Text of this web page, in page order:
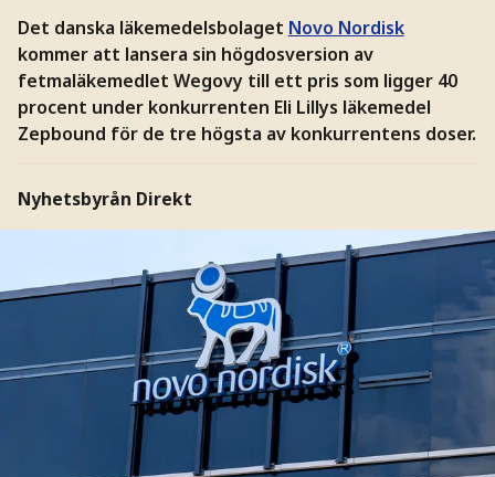
Det danska läkemedelsbolaget Novo Nordisk
kommer att lansera sin högdosversion av
fetmaläkemedlet Wegovy till ett pris som ligger 40
procent under konkurrenten Eli Lillys läkemedel
Zepbound för de tre högsta av konkurrentens doser.
Nyhetsbyrån Direkt